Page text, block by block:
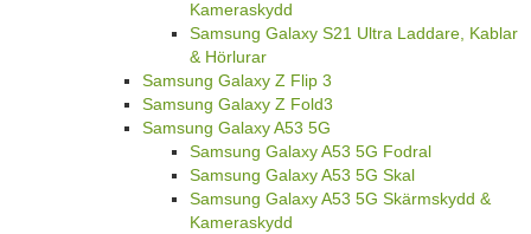
Kameraskydd
Samsung Galaxy S21 Ultra Laddare, Kablar
& Hörlurar
Samsung Galaxy Z Flip 3
Samsung Galaxy Z Fold3
Samsung Galaxy A53 5G
Samsung Galaxy A53 5G Fodral
Samsung Galaxy A53 5G Skal
Samsung Galaxy A53 5G Skärmskydd &
Kameraskydd